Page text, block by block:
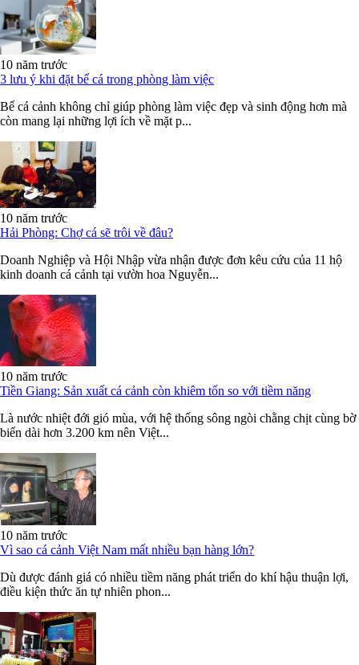
10 năm trước
3 lưu ý khi đặt bể cá trong phòng làm việc
Bể cá cảnh không chỉ giúp phòng làm việc đẹp và sinh động hơn mà
còn mang lại những lợi ích về mặt p...
10 năm trước
Hải Phòng: Chợ cá sẽ trôi về đâu?
Doanh Nghiệp và Hội Nhập vừa nhận được đơn kêu cứu của 11 hộ
kinh doanh cá cảnh tại vườn hoa Nguyễn...
10 năm trước
Tiền Giang: Sản xuất cá cảnh còn khiêm tốn so với tiềm năng
Là nước nhiệt đới gió mùa, với hệ thống sông ngòi chằng chịt cùng bờ
biển dài hơn 3.200 km nên Việt...
10 năm trước
Vì sao cá cảnh Việt Nam mất nhiều bạn hàng lớn?
Dù được đánh giá có nhiều tiềm năng phát triển do khí hậu thuận lợi,
điều kiện thức ăn tự nhiên phon...